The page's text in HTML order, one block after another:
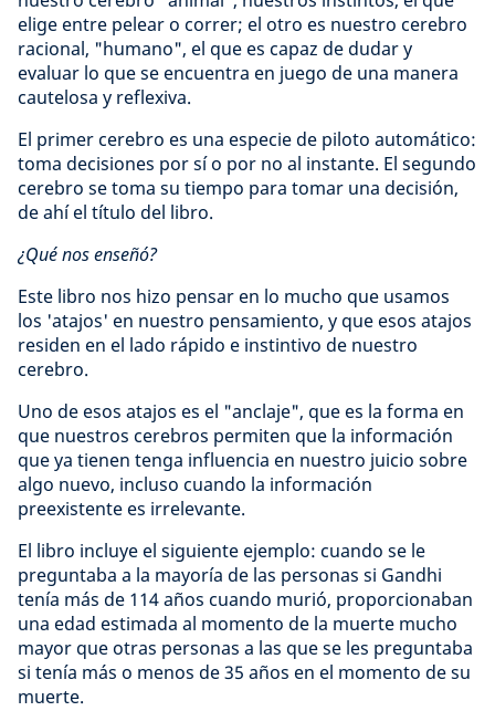
elige entre pelear o correr; el otro es nuestro cerebro
racional, "humano", el que es capaz de dudar y
evaluar lo que se encuentra en juego de una manera
cautelosa y reflexiva.
El primer cerebro es una especie de piloto automático:
toma decisiones por sí o por no al instante. El segundo
cerebro se toma su tiempo para tomar una decisión,
de ahí el título del libro.
¿Qué nos enseñó?
Este libro nos hizo pensar en lo mucho que usamos
los 'atajos' en nuestro pensamiento, y que esos atajos
residen en el lado rápido e instintivo de nuestro
cerebro.
Uno de esos atajos es el "anclaje", que es la forma en
que nuestros cerebros permiten que la información
que ya tienen tenga influencia en nuestro juicio sobre
algo nuevo, incluso cuando la información
preexistente es irrelevante.
El libro incluye el siguiente ejemplo: cuando se le
preguntaba a la mayoría de las personas si Gandhi
tenía más de 114 años cuando murió, proporcionaban
una edad estimada al momento de la muerte mucho
mayor que otras personas a las que se les preguntaba
si tenía más o menos de 35 años en el momento de su
muerte.